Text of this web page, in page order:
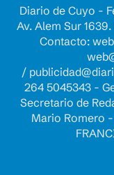
Diario de Cuyo -
Av. Alem Sur
Contacto:
/
264 5045343 -
Secretario de
Mario Romero